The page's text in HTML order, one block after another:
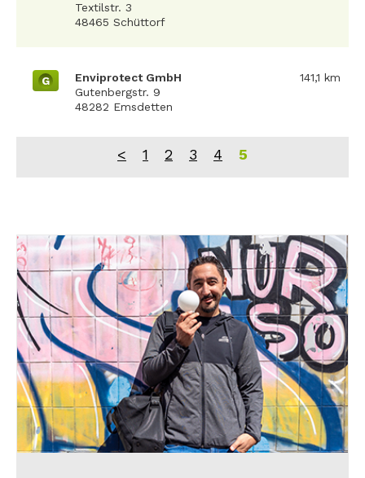
Textilstr. 3
48465 Schüttorf
G
Enviprotect GmbH
Gutenbergstr. 9
48282 Emsdetten
141,1 km
< 1 2 3 4 5